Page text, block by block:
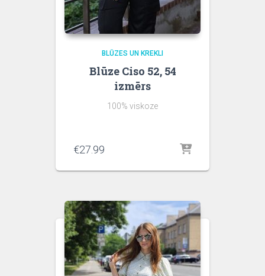
BLŪZES UN KREKLI
Blūze Ciso 52, 54
izmērs
100% viskoze
€27.99